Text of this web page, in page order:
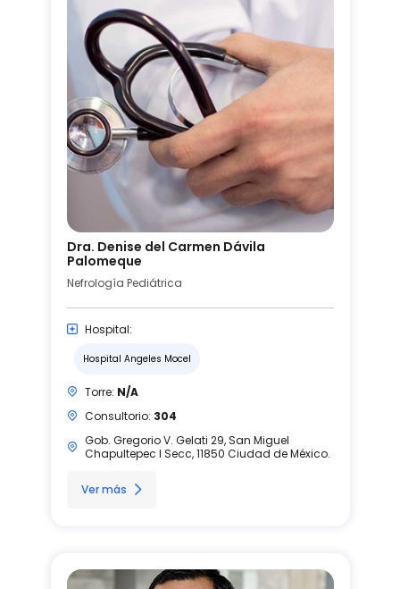
Dra. Denise del Carmen Dávila
Palomeque
Nefrología Pediátrica
Hospital:
Hospital Angeles Mocel
Torre: N/A
Consultorio: 304
Gob. Gregorio V. Gelati 29, San Miguel
Chapultepec I Secc, 11850 Ciudad de México.
Ver más